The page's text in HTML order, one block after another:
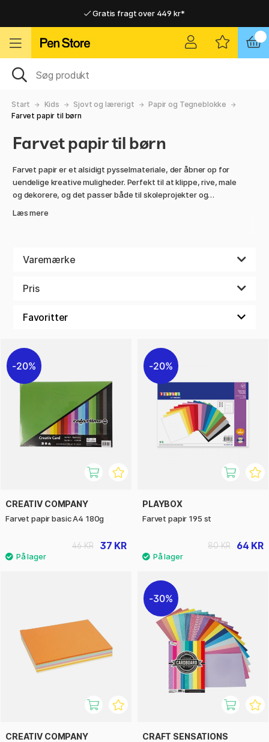
Gratis fragt over 449 kr*
Hurtigt til dør eller pakkeshop
Hurtigt til dør eller pakkeshop
Start Kids Sjovt og lærerigt
Papir og Tegneblokke
Farvet papir til børn
Farvet papir til børn
Farvet papir er et alsidigt pysselmateriale, der åbner op for
uendelige kreative muligheder. Perfekt til at klippe, rive, male
og dekorere, og det passer både til skoleprojekter og
Sammen med sakse, lim, glitter og andre pysselmaterialer
must for alle, der vil skabe med farver og fantasi!
flyde!
Læs mere
Varemærke
Pris
20%
CREATIV COMPANY
Farvet papir basic A4 180g
37 KR
46 KR
20%
PLAYBOX
Farvet papir 195 st
64 KR
80 KR
CREATIV COMPANY
30%
CRAFT SENSATIONS